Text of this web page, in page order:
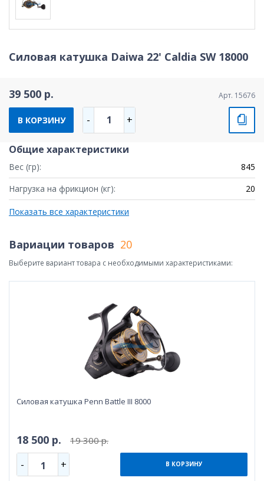
Силовая катушка Daiwa 22' Caldia SW 18000
39 500 р. Арт. 15676
В КОРЗИНУ - 1 +
Общие характеристики
Вес (гр):
845
Нагрузка на фрикцион (кг):
20
Показать все характеристики
Вариации товаров 20
Выберите вариант товара с необходимыми характеристиками:
Силовая катушка Penn Battle III 8000
18 500 р. 19 300 р.
- 1 + В КОРЗИНУ